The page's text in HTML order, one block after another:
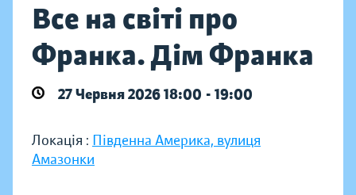
Все на світі про
Франка. Дім Франка
27 Червня 2026 18:00 - 19:00
Локація : Південна Америка, вулиця
Амазонки